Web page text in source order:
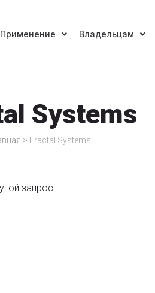
Применение Владельцам
Systems
> Fractal Systems
запрос.